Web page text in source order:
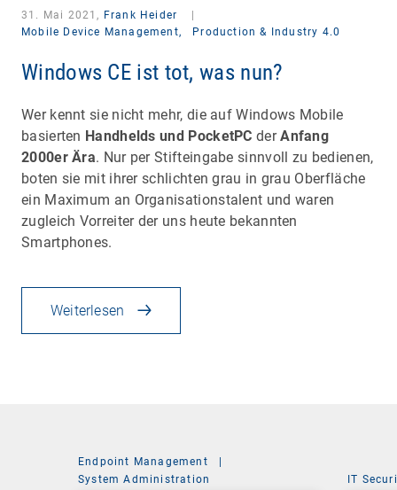
31. Mai 2021, Frank Heider
Mobile Device Management,
Production & Industry 4.0
Windows CE ist tot, was nun?
Wer kennt sie nicht mehr, die auf Windows Mobile
basierten Handhelds und PocketPC derAnfang
2000er Ära. Nur per Stifteingabe sinnvoll zu bedienen,
boten sie mit ihrer schlichten grau in grau Oberfläche
ein Maximum an Organisationstalent und waren
zugleich Vorreiter der uns heute bekannten
Smartphones.
Weiterlesen
Endpoint Management
|
System Administration
IT